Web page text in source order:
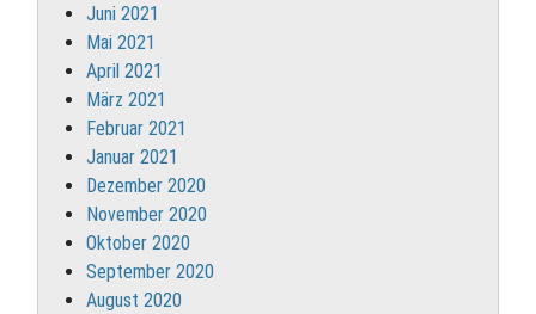
Juni 2021
Mai 2021
April 2021
März 2021
Februar 2021
Januar 2021
Dezember 2020
November 2020
Oktober 2020
September 2020
August 2020